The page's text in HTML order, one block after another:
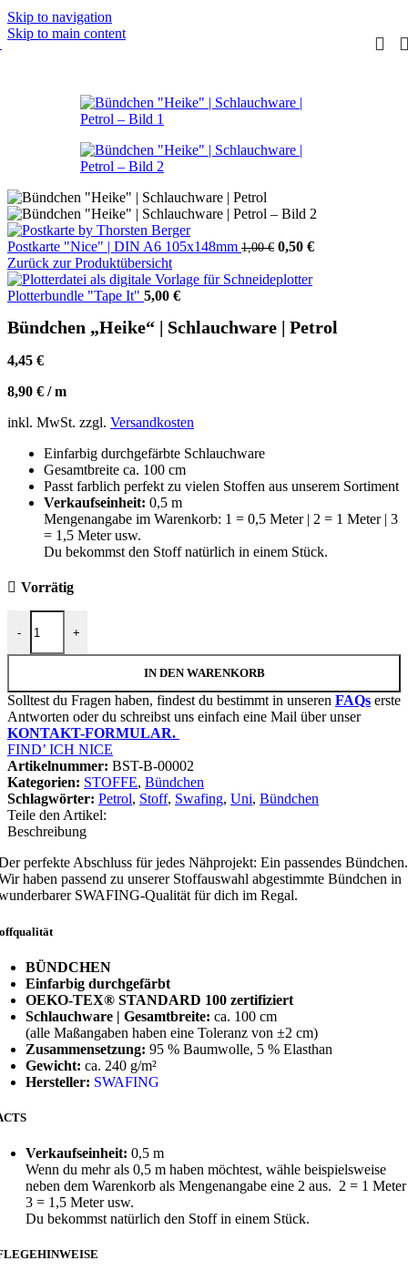
Skip to navigation
Skip to main content
Postkarte "Nice" | DIN A6 105x148mm 1,00€ Ursprünglicher
war:
0,50 €Aktueller
Zurück zur Produktübersicht
Plotterbundle "Tape It" 5,00 €
Bündchen „Heike“ | Schlauchware | Petrol
4,45 €
8,90 € /m
inkl. MwSt. zzgl. Versandkosten
Einfarbig durchgefärbte Schlauchware
Gesamtbreite ca. 100 cm
Passt farblich perfekt zu vielen Stoffen aus unserem Sortiment
Verkaufseinheit: 0,5 m
Mengenangabe im Warenkorb: 1 = 0,5 Meter | 2 = 1 Meter | 3
= 1,5 Meter usw.
Du bekommst den Stoff natürlich in einem Stück.
Vorrätig
-
Bündchen "Heike" | Schlauchware | Petrol Menge
+
IN DEN WARENKORB
Solltest du Fragen haben, findest du bestimmt in unseren FAQs erste
Antworten oder du schreibst uns einfach eine Mail über unser
KONTAKT-FORMULAR.
FIND’ ICH NICE
Artikelnummer: BST-B-00002
Kategorien: STOFFE, Bündchen
Schlagwörter: Petrol, Stoff, Swafing, Uni, Bündchen
Teile den Artikel:
Beschreibung
perfekte Abschluss für jedes Nähprojekt: Ein passendes Bündchen.
haben passend zu unserer Stoffauswahl abgestimmte Bündchen in
SWAFING-Qualität für dich im Regal.
BÜNDCHEN
Einfarbig durchgefärbt
OEKO-TEX® STANDARD 100 zertifiziert
Schlauchware | Gesamtbreite: ca. 100 cm
(alle Maßangaben haben eine Toleranz von ±2 cm)
Zusammensetzung: 95 % Baumwolle, 5 % Elasthan
Gewicht: ca. 240 g/m²
Hersteller: SWAFING
Verkaufseinheit: 0,5 m
Wenn du mehr als 0,5 m haben möchtest, wähle beispielsweise
neben dem Warenkorb als Mengenangabe eine 2 aus. 2 = 1 Meter
3 = 1,5 Meter usw.
Du bekommst natürlich den Stoff in einem Stück.